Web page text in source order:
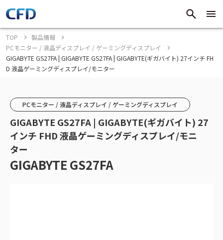
TOP
製品情報
PCモニター / 液晶ディスプレイ / ゲーミングディスプレイ
GIGABYTE GS27FA | GIGABYTE GS27FA | GIGABYTE(ギガバイト) 27インチ FH
D 液晶ゲーミングディスプレイ/モニター
PCモニター / 液晶ディスプレイ / ゲーミングディスプレイ
GIGABYTE GS27FA | GIGABYTE(ギガバイト) 27
インチ FHD 液晶ゲーミングディスプレイ/モニ
ター
GIGABYTE GS27FA